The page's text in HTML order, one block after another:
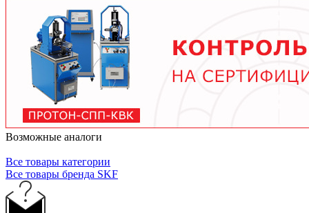
эксплуатации. Используйте только
рекомендованные производителем смазочные
материалы.
Возможные аналоги
Все товары категории
Все товары бренда SKF